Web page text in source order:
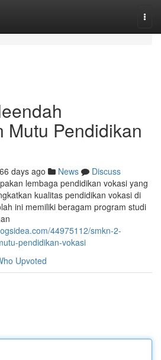
Mutu Pendidikan
days ago News
Discuss
lembaga pendidikan vokasi yang
kualitas pendidikan vokasi di
ini memiliki beragam program studi
44975112/smkn-2-
pendidikan-vokasi
Upvoted